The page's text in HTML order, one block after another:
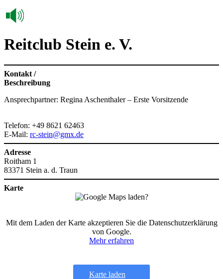
Reitclub Stein e. V.
Kontakt /
Beschreibung
Ansprechpartner: Regina Aschenthaler – Erste Vorsitzende
Telefon: +49 8621 62463
E-Mail: rc-stein@gmx.de
Adresse
Roitham 1
83371 Stein a. d. Traun
Karte
Mit dem Laden der Karte akzeptieren Sie die Datenschutzerklärung
von Google.
Mehr erfahren
Karte laden